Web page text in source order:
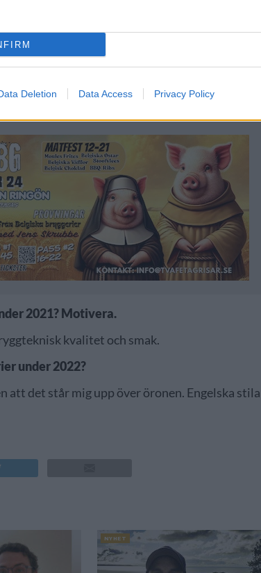
Deletion Data Access Privacy Policy
man tappar geisten också.
er?
30 000 besökare per år. Att få
att man kör guidade turer flera gånger
2021? Motivera.
kvalitet och smak.
under 2022?
att det står mig upp över öronen. Engelska
NYHET